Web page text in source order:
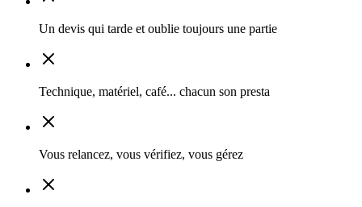
Un devis qui tarde et oublie toujours une partie
Technique, matériel, café... chacun son presta
Vous relancez, vous vérifiez, vous gérez